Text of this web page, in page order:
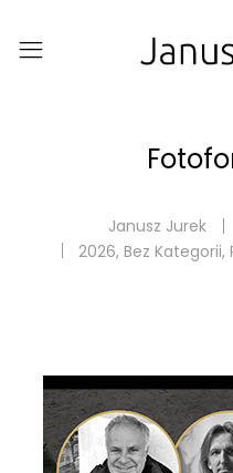
Janusz Jurek
2026, Bez Kategorii,